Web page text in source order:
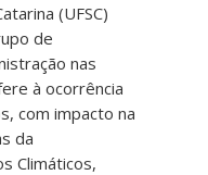
(UFSC)
de
nas
à ocorrência
com impacto na
da
Climáticos,